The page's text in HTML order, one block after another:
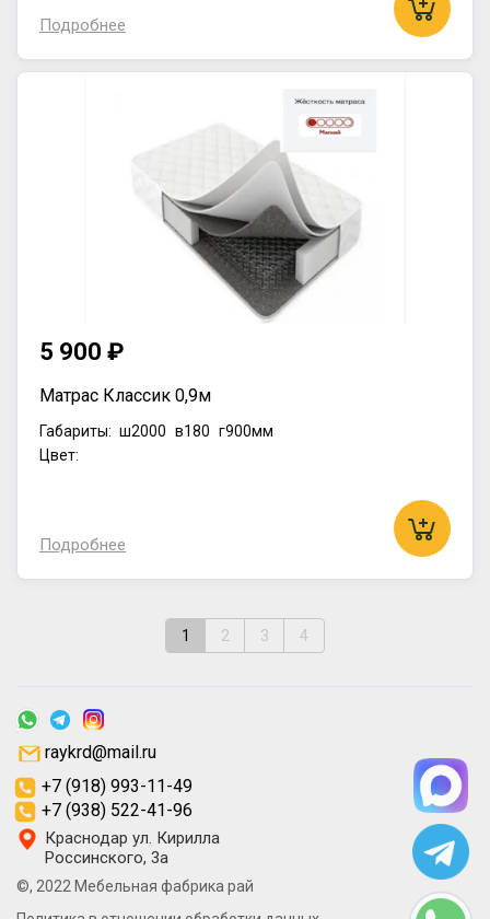
Подробнее
5 900 ₽
Матрас Классик 0,9м
Габариты: ш2000 в180 г900мм
Цвет:
Подробнее
1 2 3 4
©, 2022 Мебельная фабрика рай
Краснодар ул. Кирилла
Россинского, 3а
+7 (918) 993-11-49
+7 (938) 522-41-96
raykrd@mail.ru